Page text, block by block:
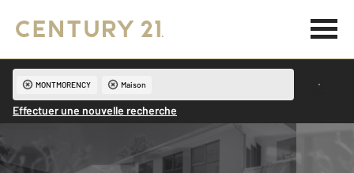
MONTMORENCY Maison
Effectuer une nouvelle recherche